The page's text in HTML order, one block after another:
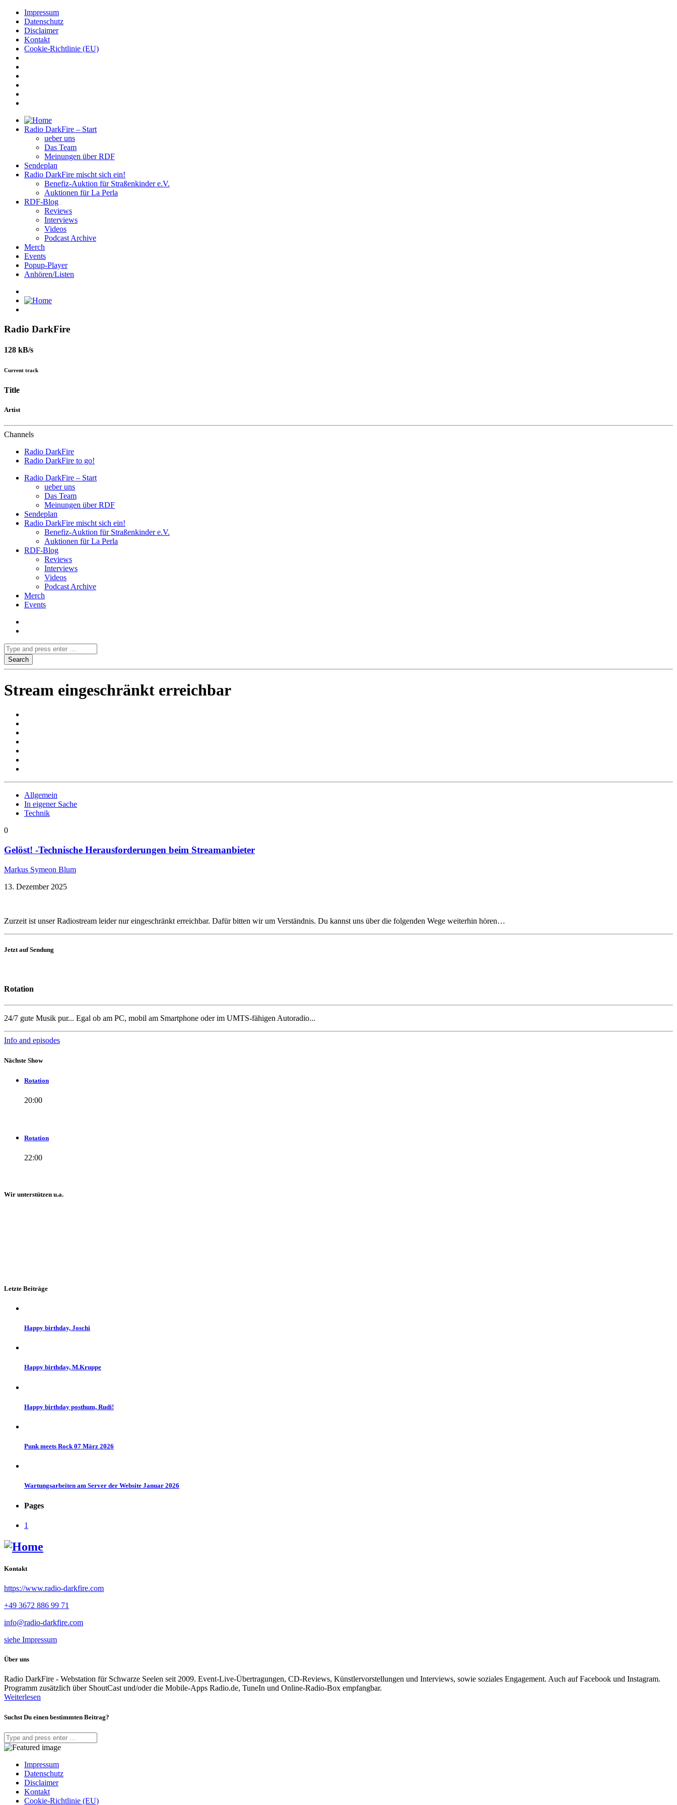
Impressum
Datenschutz
Disclaimer
Kontakt
Cookie-Richtlinie (EU)
Radio DarkFire – Start
ueber uns
Das Team
Meinungen über RDF
Sendeplan
Radio DarkFire mischt sich ein!
Benefiz-Auktion für Straßenkinder e.V.
Auktionen für La Perla
RDF-Blog
Reviews
Interviews
Videos
Podcast Archive
Merch
Events
Popup-Player
Anhören/Listen
Radio DarkFire
128 kB/s
Current track
Title
Artist
Channels
Radio DarkFire
Radio DarkFire to go!
Radio DarkFire – Start
ueber uns
Das Team
Meinungen über RDF
Sendeplan
Radio DarkFire mischt sich ein!
Benefiz-Auktion für Straßenkinder e.V.
Auktionen für La Perla
RDF-Blog
Reviews
Interviews
Videos
Podcast Archive
Merch
Events
Stream eingeschränkt erreichbar
Allgemein
In eigener Sache
Technik
0
Gelöst! -Technische Herausforderungen beim Streamanbieter
Markus Symeon Blum
13. Dezember 2025
Zurzeit ist unser Radiostream leider nur eingeschränkt erreichbar. Dafür bitten wir um Verständnis. Du kannst uns über die folgenden Wege weiterhin hören…
Jetzt auf Sendung
Rotation
24/7 gute Musik pur... Egal ob am PC, mobil am Smartphone oder im UMTS-fähigen Autoradio...
Info and episodes
Nächste Show
Rotation
20:00
Rotation
22:00
Wir unterstützen u.a.
Letzte Beiträge
Happy birthday, Joschi
Happy birthday, M.Kruppe
Happy birthday posthum, Rudi!
Punk meets Rock 07 März 2026
Wartungsarbeiten am Server der Website Januar 2026
Pages
1
Kontakt
https://www.radio-darkfire.com
+49 3672 886 99 71
info@radio-darkfire.com
siehe Impressum
Über uns
Radio DarkFire - Webstation für Schwarze Seelen seit 2009. Event-Live-Übertragungen, CD-Reviews, Künstlervorstellungen und Interviews, sowie soziales Engagement. Auch auf Facebook und Instagram.
Programm zusätzlich über ShoutCast und/oder die Mobile-Apps Radio.de, TuneIn und Online-Radio-Box empfangbar.
Weiterlesen
Suchst Du einen bestimmten Beitrag?
Impressum
Datenschutz
Disclaimer
Kontakt
Cookie-Richtlinie (EU)